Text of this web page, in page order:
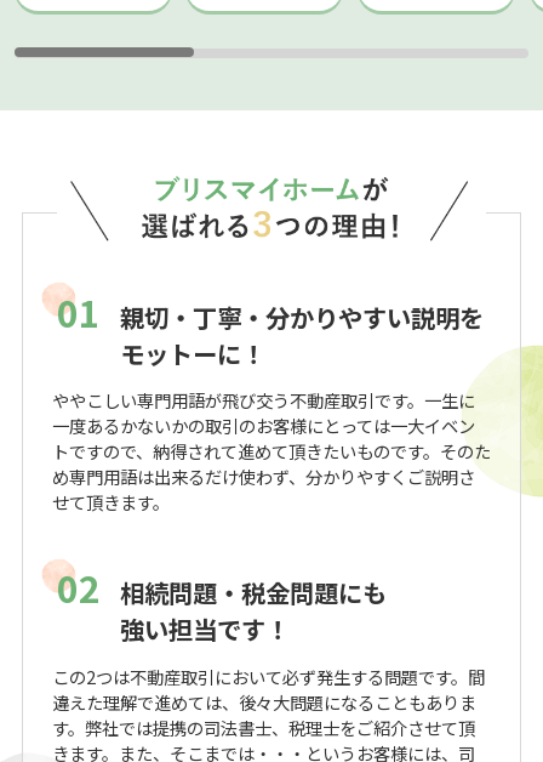
01
親切・丁寧・分かりやすい説明を
モットーに！
ややこしい専門用語が飛び交う不動産取引です。一生に
一度あるかないかの取引のお客様にとっては一大イベン
トですので、納得されて進めて頂きたいものです。そのた
め専門用語は出来るだけ使わず、分かりやすくご説明さ
せて頂きます。
02 相続問題・税金問題にも
強い担当です！
この2つは不動産取引において必ず発生する問題です。間
違えた理解で進めては、後々大問題になることもありま
す。弊社では提携の司法書士、税理士をご紹介させて頂
きます。また、そこまでは・・・というお客様には、司